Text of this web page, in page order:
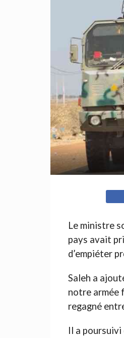
Le ministre
pays avait
d’empiéter
Saleh a
notre armée
regagné
Il a poursuivi